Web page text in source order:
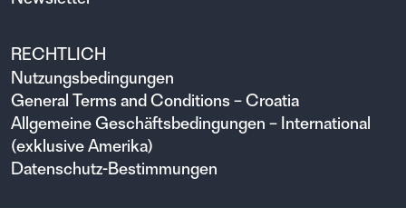
RECHTLICH
Nutzungsbedingungen
General Terms and Conditions – Croatia
Allgemeine Geschäftsbedingungen – International
(exklusive Amerika)
Datenschutz-Bestimmungen